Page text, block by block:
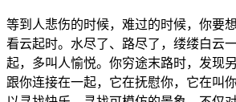
等到人悲伤的时候，难过的时候，你要
看云起时。水尽了、路尽了，缕缕白云
起，多叫人愉悦。你穷途末路时，发现
跟你连接在一起，它在抚慰你，它在叫